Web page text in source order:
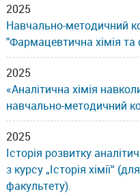
2025
Навчально-методичний
"Фармацевтична хімія
2025
«Аналітична хімія
навчально-методичний
2025
Історія розвитку
з курсу „Історія хімії“
факультету).